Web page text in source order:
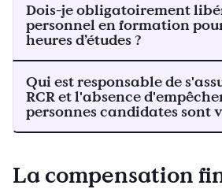
Dois-je obligatoirement
personnel en formation
heures d’études ?
Qui est responsable de
RCR et l'absence
personnes candidates sont
La compensation